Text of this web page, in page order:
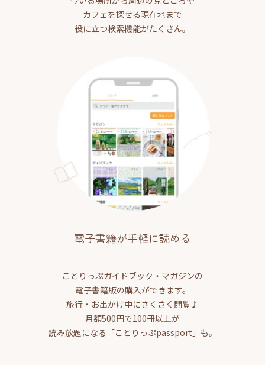
カフェを探せる現在地まで
役に立つ検索機能がたくさん。
電子書籍が手軽に読める
ことりっぷガイドブック・マガジンの
電子書籍版の購入ができます。
旅行・お出かけ中にさくさく閲覧♪
月額500円で100冊以上が
読み放題になる「ことりっぷpassport」も。